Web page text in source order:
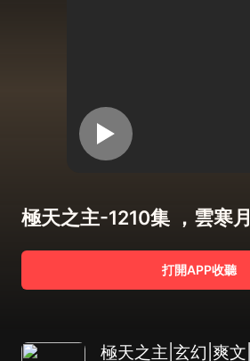
極天之主-1210集 ，雲寒月
打開APP收聽